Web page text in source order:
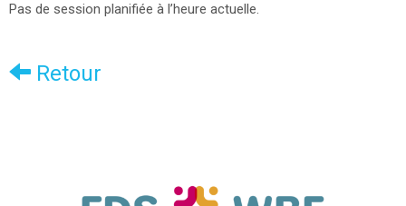
Pas de session planifiée à l’heure actuelle.
Retour